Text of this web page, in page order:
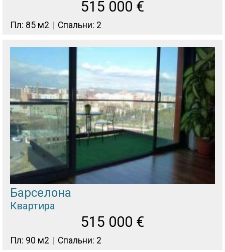
515 000 €
Пл: 85 м2 Спальни: 2
Барселона
Квартира
515 000 €
Пл: 90 м2 Спальни: 2